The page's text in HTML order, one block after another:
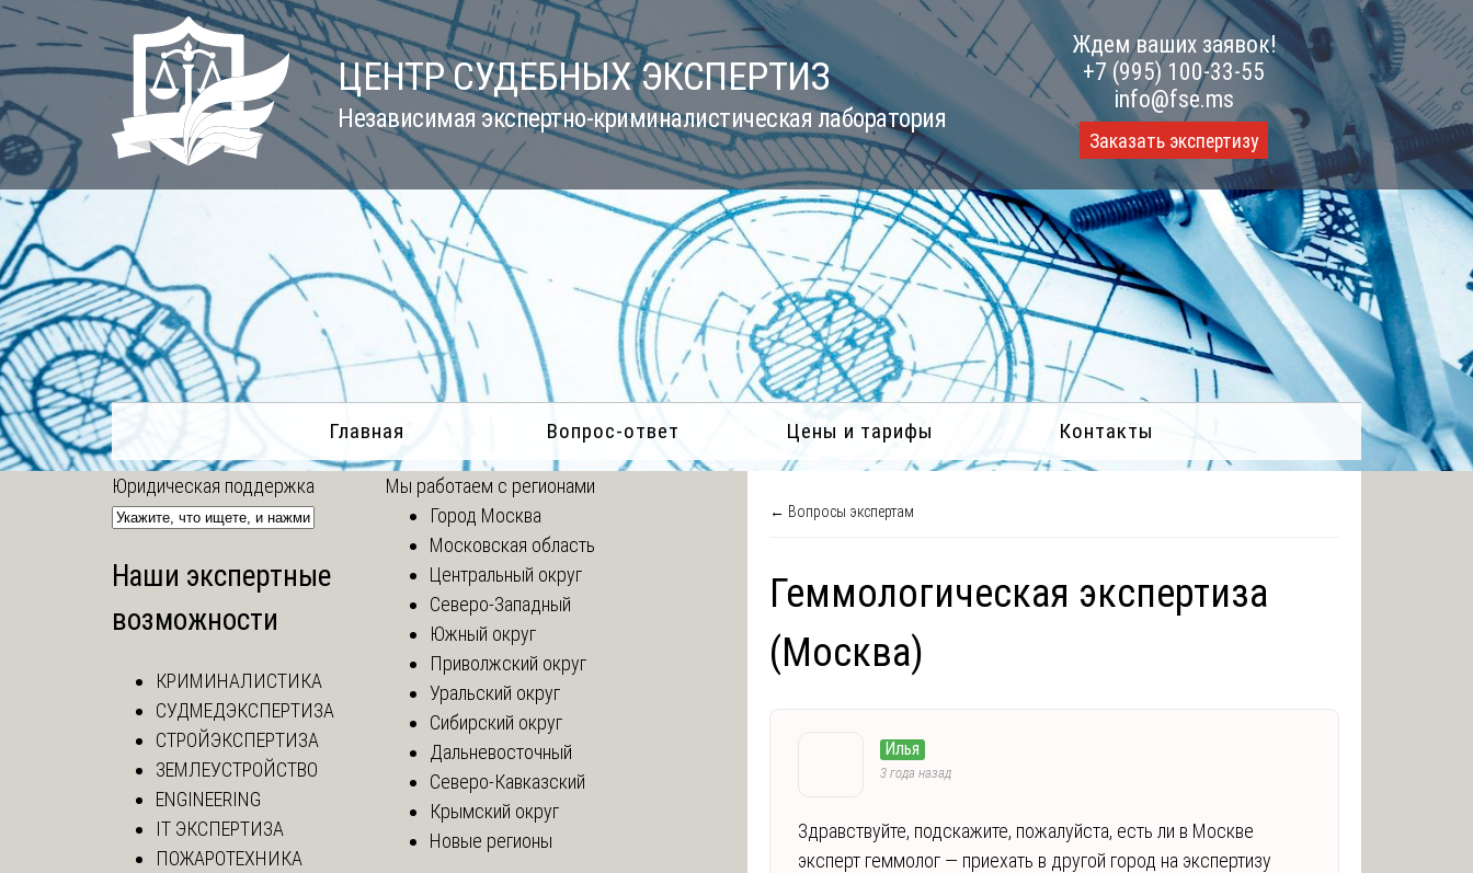
Skip
to
content
ЦЕНТР СУДЕБНЫХ ЭКСПЕРТИЗ
Независимая экспертно-криминалистическая лаборатория
Ждем ваших заявок!
+7 (995) 100-33-55
info@fse.ms
Заказать экспертизу
Главная Вопрос-ответ Цены и тарифы Контакты
← Вопросы экспертам
Геммологическая экспертиза
(Москва)
Илья
3 года назад
Здравствуйте, подскажите, пожалуйста, есть ли в Москве
эксперт геммолог — приехать в другой город на экспертизу
Юридическая поддержка
Наши экспертные
возможности
КРИМИНАЛИСТИКА
СУДМЕДЭКСПЕРТИЗА
СТРОЙЭКСПЕРТИЗА
ЗЕМЛЕУСТРОЙСТВО
ENGINEERING
IT ЭКСПЕРТИЗА
ПОЖАРОТЕХНИКА
Мы работаем с регионами
Город Москва
Московская область
Центральный округ
Северо-Западный
Южный округ
Приволжский округ
Уральский округ
Сибирский округ
Дальневосточный
Северо-Кавказский
Крымский округ
Новые регионы